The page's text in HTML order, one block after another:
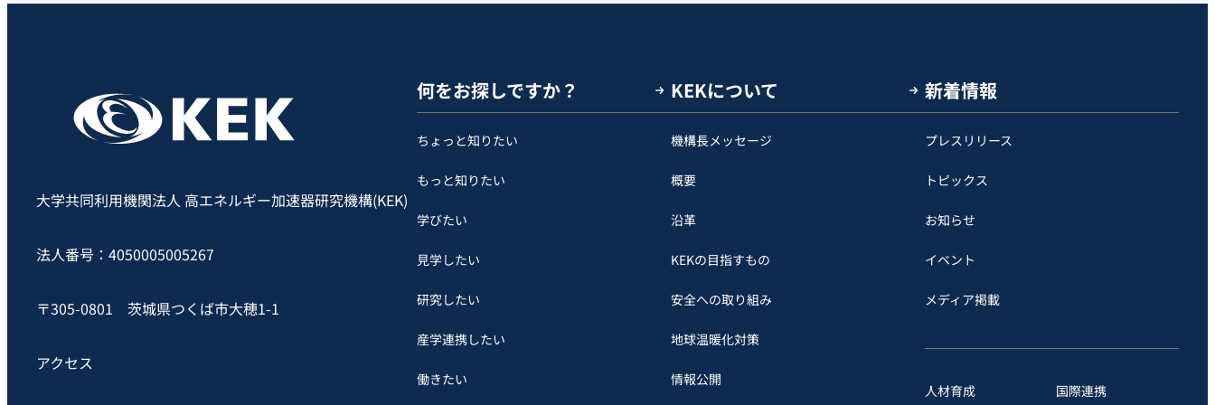
大学共同利用機関法人 高エネルギー加速器研究機構(KEK)
法人番号：4050005005267
〒305-0801 茨城県つくば市大穂1-1
アクセス
何をお探しですか？
ちょっと知りたい
もっと知りたい
学びたい
見学したい
研究したい
産学連携したい
働きたい
KEKについて
機構長メッセージ
概要
沿革
KEKの目指すもの
安全への取り組み
地球温暖化対策
情報公開
新着情報
プレスリリース
トピックス
お知らせ
イベント
メディア掲載
人材育成 国際連携